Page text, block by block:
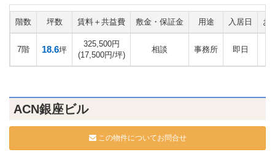
階数 坪数 賃料＋共益費 敷金・保証金 用途 入居日 お
7階 18.6坪
325,500円
(17,500円/坪)
相談 事務所 即日
ACN銀座ビル
この物件についてお問合せ